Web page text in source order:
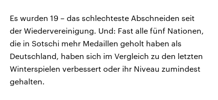
Es wurden 19 – das schlechteste Abschneiden seit
der Wiedervereinigung. Und: Fast alle fünf Nationen,
die in Sotschi mehr Medaillen geholt haben als
Deutschland, haben sich im Vergleich zu den letzten
Winterspielen verbessert oder ihr Niveau zumindest
gehalten.